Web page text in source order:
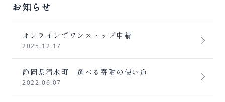
お知らせ
オンラインでワンストップ申請
2025.12.17
静岡県清水町 選べる寄附の使い道
2022.06.07